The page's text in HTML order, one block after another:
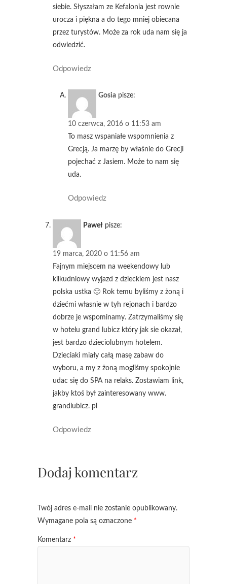
siebie. Słyszałam ze Kefalonia jest rownie
urocza i piękna a do tego mniej obiecana
przez turystów. Może za rok uda nam się ja
odwiedzić.
Odpowiedz
Gosia pisze:
10 czerwca, 2016 o 11:53 am
To masz wspaniałe wspomnienia z
Grecją. Ja marzę by właśnie do Grecji
pojechać z Jasiem. Może to nam się
uda.
Odpowiedz
Paweł pisze:
19 marca, 2020 o 11:56 am
Fajnym miejscem na weekendowy lub
kilkudniowy wyjazd z dzieckiem jest nasz
polska ustka 🙂 Rok temu byliśmy z żoną i
dziećmi własnie w tyh rejonach i bardzo
dobrze je wspominamy. Zatrzymaliśmy się
w hotelu grand lubicz który jak sie okazał,
jest bardzo dzieciolubnym hotelem.
Dzieciaki miały całą masę zabaw do
wyboru, a my z żoną mogliśmy spokojnie
udac się do SPA na relaks. Zostawiam link,
jakby ktoś był zainteresowany www.
grandlubicz. pl
Odpowiedz
Dodaj komentarz
Twój adres e-mail nie zostanie opublikowany.
Wymagane pola są oznaczone *
Komentarz *